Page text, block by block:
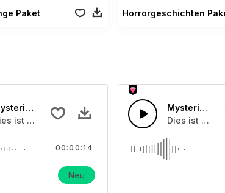
Paket Horrorgeschichten
Horrorglocke 02
ist ein Soundeffekt über Schulglocken
00:00:14
Neu
Mysteriöse
Dies ist ein